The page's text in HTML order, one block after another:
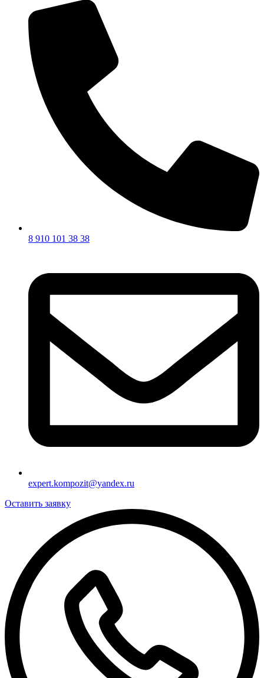
8 910 101 38 38
expert.kompozit@yandex.ru
Оставить заявку